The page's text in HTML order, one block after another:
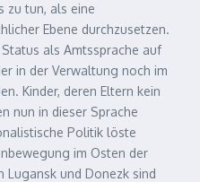
zu tun, als eine
Ebene durchzusetzen.
als Amtssprache auf
in der Verwaltung noch im
Kinder, deren Eltern kein
nun in dieser Sprache
Politik löste
im Osten der
Lugansk und Donezk sind